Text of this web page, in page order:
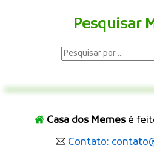
Emojis Mais